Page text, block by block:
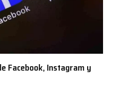
Facebook, Instagram y